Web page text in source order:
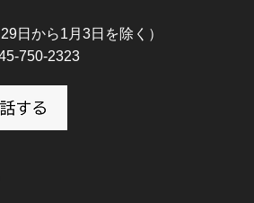
日から1月3日を除く）
750-2323